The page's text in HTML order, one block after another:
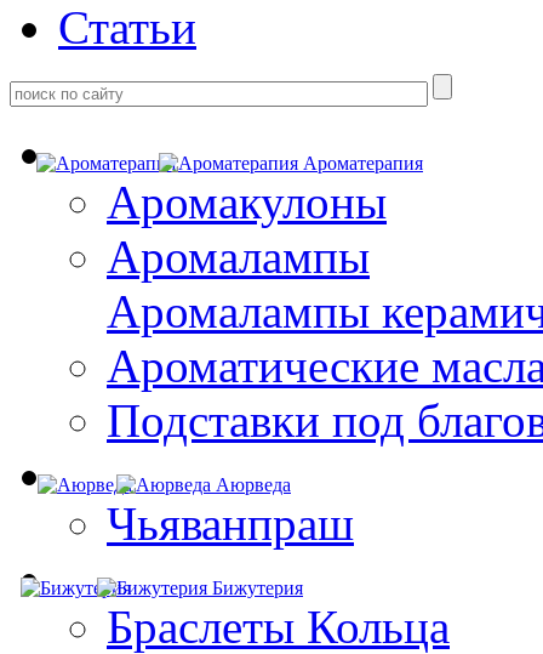
Статьи
Ароматерапия
Аромакулоны
Аромалампы
Aромалампы
Ароматические
Подставки под
Аюрведа
Чьяванпраш
Бижутерия
Браслеты Кольца